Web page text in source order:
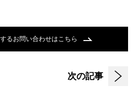
るお問い合わせはこちら
次の記事